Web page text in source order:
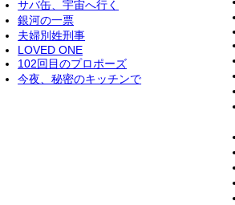
サバ缶、宇宙へ行く
銀河の一票
夫婦別姓刑事
LOVED ONE
102回目のプロポーズ
今夜、秘密のキッチンで